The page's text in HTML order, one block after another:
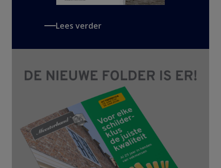
Lees verder